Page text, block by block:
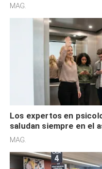
acelerado y no lo
MAG.
Los expertos en
saludan siempre en el
defensiva y tienen
MAG.